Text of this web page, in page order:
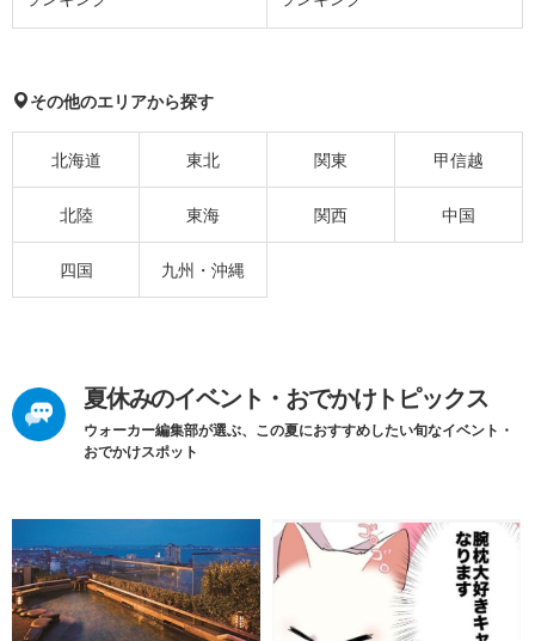
その他のエリアから探す
北海道 東北 関東 甲信越
北陸 東海 関西 中国
四国 九州・沖縄
夏休みのイベント・おでかけトピックス
ウォーカー編集部が選ぶ、この夏におすすめしたい旬なイベント・
おでかけスポット